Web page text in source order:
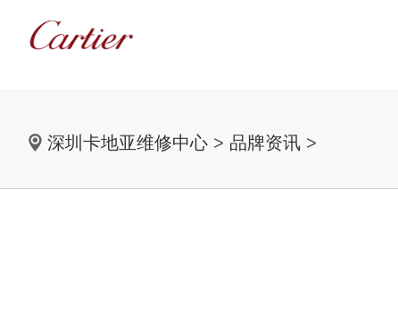
深圳卡地亚维修中心 > 品牌资讯 >